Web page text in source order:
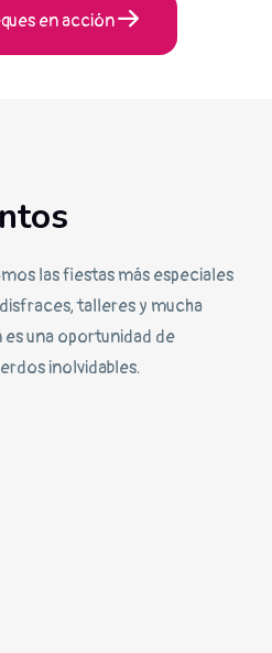
en acción
las fiestas más especiales
talleres y mucha
una oportunidad de
inolvidables.